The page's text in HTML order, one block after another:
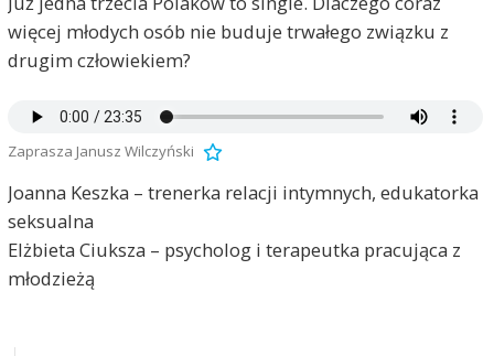
więcej młodych osób nie buduje trwałego związku z
drugim człowiekiem?
Zaprasza Janusz Wilczyński
Joanna Keszka – trenerka relacji intymnych, edukatorka
seksualna
Elżbieta Ciuksza – psycholog i terapeutka pracująca z
młodzieżą